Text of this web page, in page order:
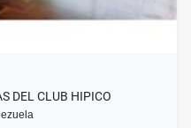
DEL CLUB HIPICO